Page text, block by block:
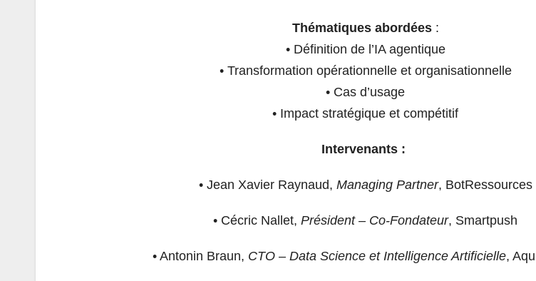
Thématiques abordées:
• Définition de l’IA agentique
• Transformation opérationnelle et organisationnelle
• Cas d’usage
• Impact stratégique et compétitif
Intervenants :
• Jean Xavier Raynaud, Managing Partner, BotRessources
• Cécric Nallet,Président – Co-Fondateur, Smartpush
• Antonin Braun, CTO – Data Science et Intelligence Artificielle,